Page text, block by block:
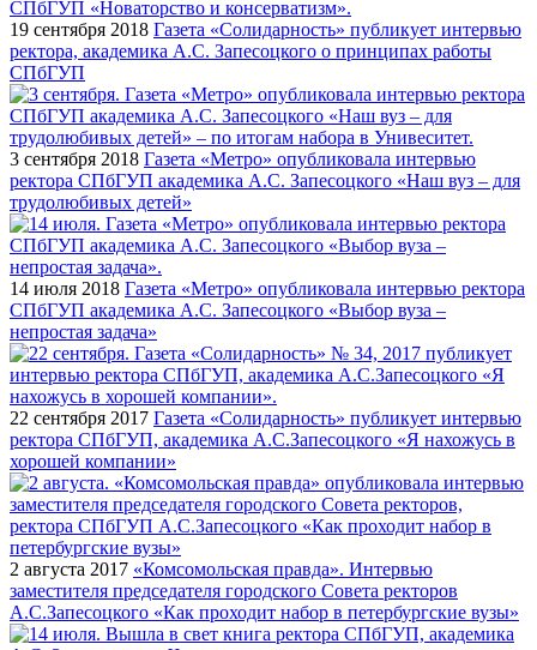
19 сентября 2018 Газета «Солидарность» публикует интервью
ректора, академика А.С. Запесоцкого о принципах работы
СПбГУП
3 сентября 2018 Газета «Метро» опубликовала интервью
ректора СПбГУП академика А.С. Запесоцкого «Наш вуз – для
трудолюбивых детей»
14 июля 2018 Газета «Метро» опубликовала интервью ректора
СПбГУП академика А.С. Запесоцкого «Выбор вуза –
непростая задача»
22 сентября 2017 Газета «Солидарность» публикует интервью
ректора СПбГУП, академика А.С.Запесоцкого «Я нахожусь в
хорошей компании»
2 августа 2017 «Комсомольская правда». Интервью
заместителя председателя городского Совета ректоров
А.С.Запесоцкого «Как проходит набор в петербургские вузы»